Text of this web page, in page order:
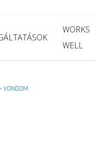
WORKS
WELL
VONDOM